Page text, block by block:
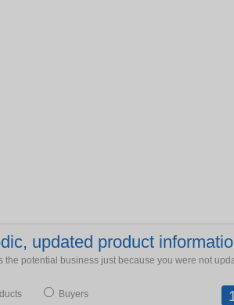
updated product
the potential business just because you were not
Buyers